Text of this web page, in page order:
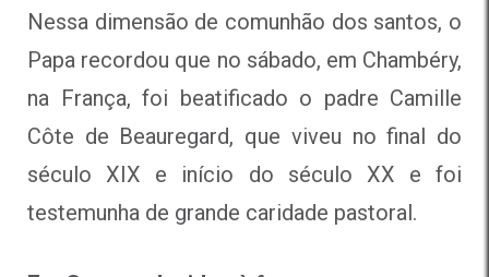
Nessa dimensão de comunhão dos santos, o
Papa recordou que no sábado, em Chambéry,
na França, foi beatificado o padre Camille
Côte de Beauregard, que viveu no final do
século XIX e início do século XX e foi
testemunha de grande caridade pastoral.